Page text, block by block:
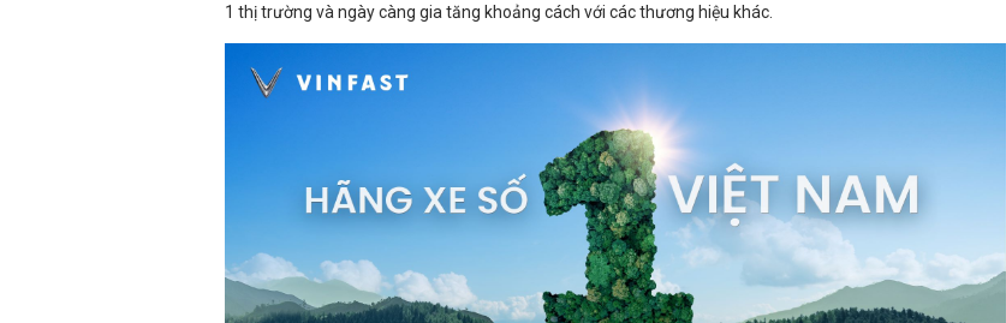
1 thị trường và ngày càng gia tăng khoảng cách với các thương hiệu khác.